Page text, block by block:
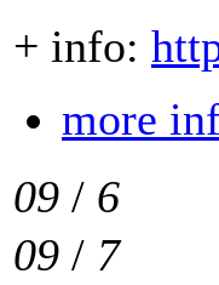
+ info:
more
09 / 6
09 / 7